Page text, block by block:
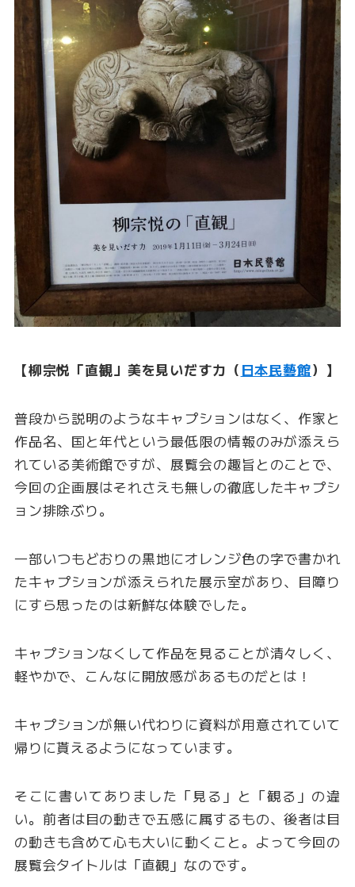
【柳宗悦「直観」美を見いだす力（ 日本民藝館）】
普段から説明のようなキャプションはなく、作家と
作品名、国と年代という最低限の情報のみが添えら
れている美術館ですが、展覧会の趣旨とのことで、
今回の企画展はそれさえも無しの徹底したキャプシ
ョン排除ぶり。
一部いつもどおりの黒地にオレンジ色の字で書かれ
たキャプションが添えられた展示室があり、目障り
にすら思ったのは新鮮な体験でした。
キャプションなくして作品を見ることが清々しく、
軽やかで、こんなに開放感があるものだとは！
キャプションが無い代わりに資料が用意されていて
帰りに貰えるようになっています。
そこに書いてありました「見る」と「観る」の違
い。前者は目の動きで五感に属するもの、後者は目
の動きも含めて心も大いに動くこと。よって今回の
展覧会タイトルは「直観」なのです。